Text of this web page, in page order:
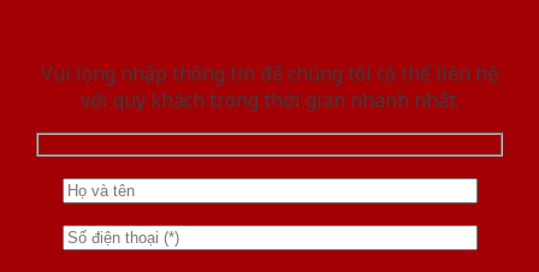
Vui lòng nhập thông tin để chúng tôi có thể liên hệ
với quý khách trong thời gian nhanh nhất.